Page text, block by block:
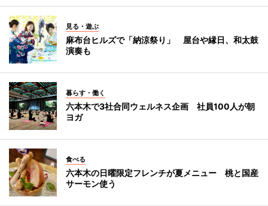
見る・遊ぶ
麻布台ヒルズで「納涼祭り」 屋台や縁日、和太鼓
演奏も
暮らす・働く
六本木で3社合同ウェルネス企画 社員100人が朝
ヨガ
食べる
六本木の日曜限定フレンチが夏メニュー 桃と国産
サーモン使う